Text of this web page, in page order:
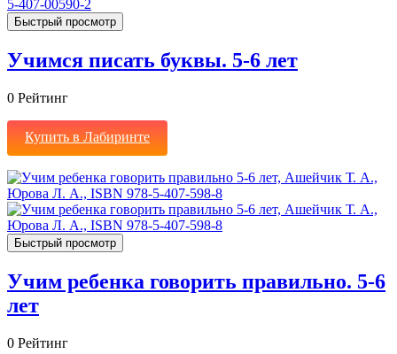
Быстрый просмотр
Учимся писать буквы. 5-6 лет
0 Рейтинг
Купить в Лабиринте
Быстрый просмотр
Учим ребенка говорить правильно. 5-6
лет
0 Рейтинг